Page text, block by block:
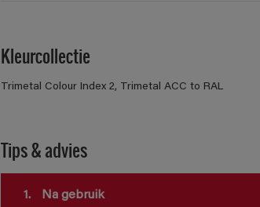
Kleurcollectie
Trimetal Colour Index 2, Trimetal ACC to RAL
Tips & advies
1. Na gebruik